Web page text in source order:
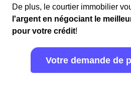
De plus, le courtier immobilier
l'argent en négociant le
pour votre crédit!
Votre demande de